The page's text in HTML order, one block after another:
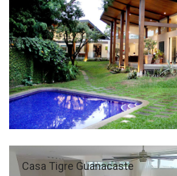
Casa Tigre Guanacaste